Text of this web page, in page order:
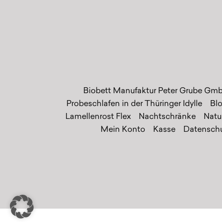
Biobett Manufaktur Peter Grube
Probeschlafen in der Thüringer Idylle
Lamellenrost Flex
Nachtschränke
Mein Konto
Kasse